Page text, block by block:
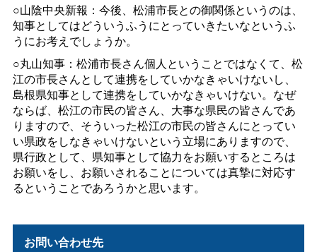
○山陰中央新報：今後、松浦市長との御関係というのは、
知事としてはどういうふうにとっていきたいなというふ
うにお考えでしょうか。
○丸山知事：松浦市長さん個人ということではなくて、松
江の市長さんとして連携をしていかなきゃいけないし、
島根県知事として連携をしていかなきゃいけない。なぜ
ならば、松江の市民の皆さん、大事な県民の皆さんであ
りますので、そういった松江の市民の皆さんにとってい
い県政をしなきゃいけないという立場にありますので、
県行政として、県知事として協力をお願いするところは
お願いをし、お願いされることについては真摯に対応す
るということであろうかと思います。
お問い合わせ先